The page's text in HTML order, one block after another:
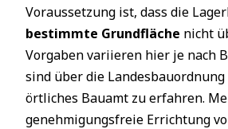
Voraussetzung ist, dass die
bestimmte Grundfläche nicht
Vorgaben variieren hier je nach
sind über die
örtliches Bauamt zu erfahren.
genehmigungsfreie Errichtung